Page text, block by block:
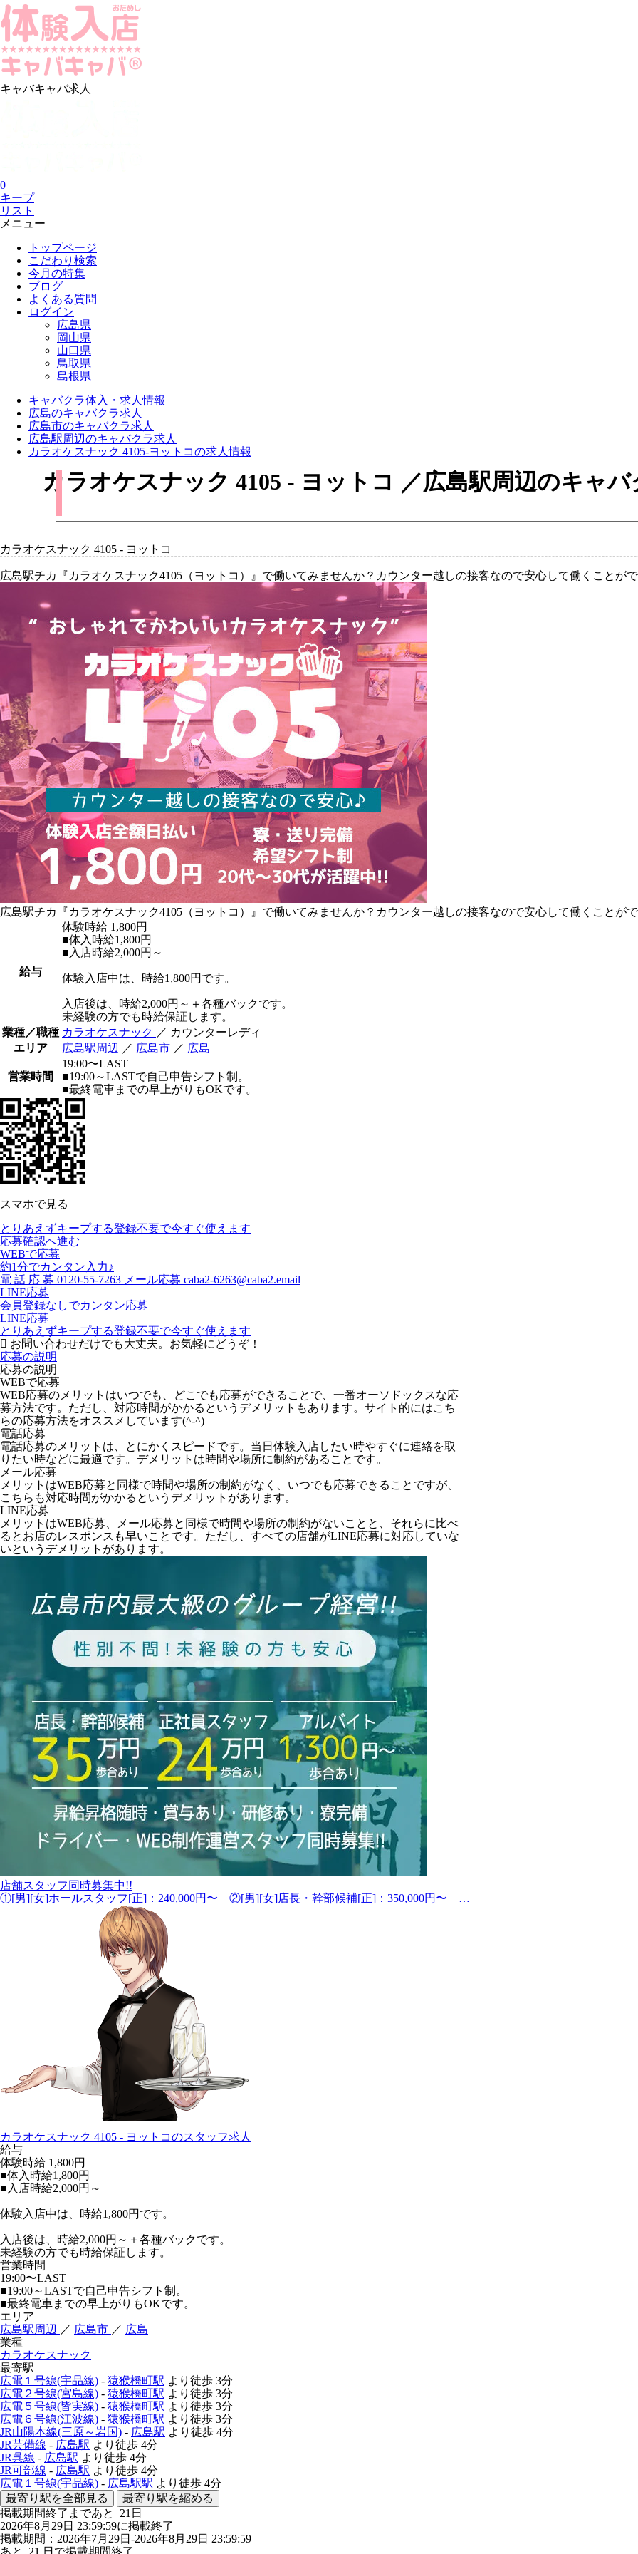
キャバキャバ求人
0
キープ
リスト
メニュー
トップページ
こだわり検索
今月の特集
ブログ
よくある質問
ログイン
広島県
岡山県
山口県
鳥取県
島根県
キャバクラ体入・求人情報
広島のキャバクラ求人
広島市のキャバクラ求人
広島駅周辺のキャバクラ求人
カラオケスナック 4105-ヨットコの求人情報
カラオケスナック 4105 - ヨットコ ／広島駅周辺のキャ
カラオケスナック 4105 - ヨットコ
広島駅チカ『カラオケスナック4105（ヨットコ）』で働いてみませんか？カウンター越しの接客なので安心して働くことが
広島駅チカ『カラオケスナック4105（ヨットコ）』で働いてみませんか？カウンター越しの接客なので安心して働くことが
給与
体験時給 1,800円
■体入時給1,800円
■入店時給2,000円～
体験入店中は、時給1,800円です。
入店後は、時給2,000円～＋各種バックです。
未経験の方でも時給保証します。
業種／職種 カラオケスナック ／ カウンターレディ
エリア
広島駅周辺 ／ 広島市 ／ 広島
営業時間
19:00〜LAST
■19:00～LASTで自己申告シフト制。
■最終電車までの早上がりもOKです。
スマホで見る
とりあえずキープする登録不要で今すぐ使えます
応募確認へ進む
WEBで応募
約1分でカンタン入力♪
電 話 応 募 0120-55-7263 メール応募 caba2-6263@caba2.email
LINE応募
会員登録なしでカンタン応募
LINE応募
とりあえずキープする登録不要で今すぐ使えます
お問い合わせだけでも大丈夫。お気軽にどうぞ！
応募の説明
応募の説明
WEBで応募
WEB応募のメリットはいつでも、どこでも応募ができることで、一番オーソドックスな応
募方法です。ただし、対応時間がかかるというデメリットもあります。サイト的にはこち
らの応募方法をオススメしています(^-^)
電話応募
電話応募のメリットは、とにかくスピードです。当日体験入店したい時やすぐに連絡を取
りたい時などに最適です。デメリットは時間や場所に制約があることです。
メール応募
メリットはWEB応募と同様で時間や場所の制約がなく、いつでも応募できることですが、
こちらも対応時間がかかるというデメリットがあります。
LINE応募
メリットはWEB応募、メール応募と同様で時間や場所の制約がないことと、それらに比べ
るとお店のレスポンスも早いことです。ただし、すべての店舗がLINE応募に対応していな
いというデメリットがあります。
店舗スタッフ同時募集中!!
①[男][女]ホールスタッフ[正]：240,000円〜 ②[男][女]店長・幹部候補[正]：350,000円〜 …
カラオケスナック 4105 - ヨットコのスタッフ求人
給与
体験時給 1,800円
■体入時給1,800円
■入店時給2,000円～
体験入店中は、時給1,800円です。
入店後は、時給2,000円～＋各種バックです。
未経験の方でも時給保証します。
営業時間
19:00〜LAST
■19:00～LASTで自己申告シフト制。
■最終電車までの早上がりもOKです。
エリア
広島駅周辺 ／ 広島市 ／ 広島
業種
カラオケスナック
最寄駅
広電１号線(宇品線) - 猿猴橋町駅 より徒歩 3分
広電２号線(宮島線) - 猿猴橋町駅 より徒歩 3分
広電５号線(皆実線) - 猿猴橋町駅 より徒歩 3分
広電６号線(江波線) - 猿猴橋町駅 より徒歩 3分
JR山陽本線(三原～岩国) - 広島駅 より徒歩 4分
JR芸備線 - 広島駅 より徒歩 4分
JR呉線 - 広島駅 より徒歩 4分
JR可部線 - 広島駅 より徒歩 4分
広電１号線(宇品線) - 広島駅駅 より徒歩 4分
最寄り駅を全部見る
最寄り駅を縮める
掲載期間終了まであと 21 日
2026年8月29日 23:59:59に掲載終了
掲載期間：2026年7月29日-2026年8月29日 23:59:59
あと 21 日で掲載期間終了